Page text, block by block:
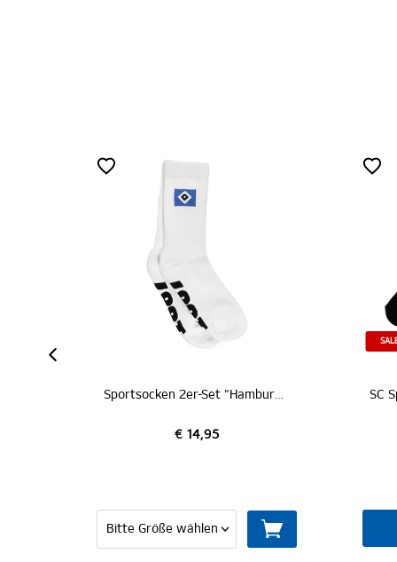
Sportsocken 2er-Set "Hamburger SV"